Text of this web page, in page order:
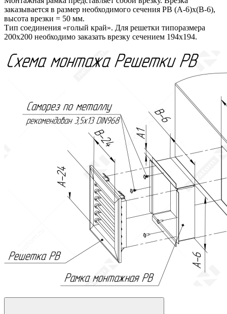
заказывается в размер необходимого сечения РВ (А-6)х(В-6),
высота врезки = 50 мм.
Тип соединения «голый край». Для решетки типоразмера
200х200 необходимо заказать врезку сечением 194х194.